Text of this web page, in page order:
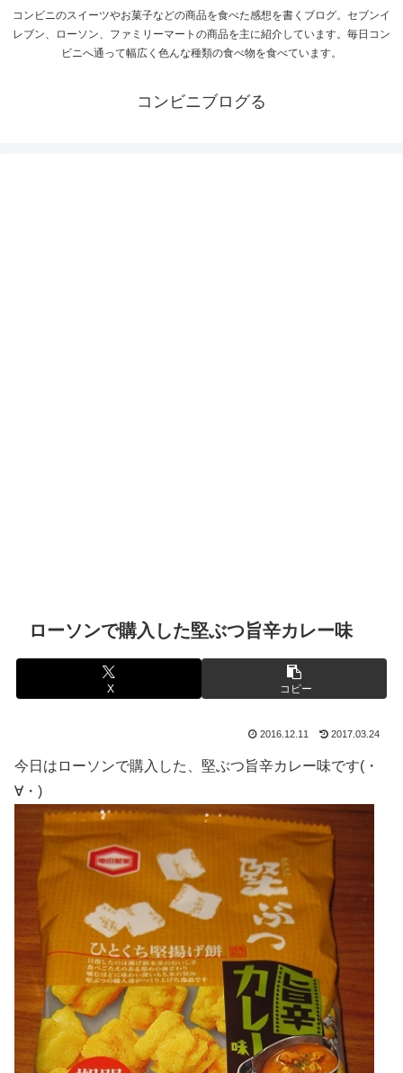
コンビニのスイーツやお菓子などの商品を食べた感想を書くブログ。セブンイ
レブン、ローソン、ファミリーマートの商品を主に紹介しています。毎日コン
ビニへ通って幅広く色んな種類の食べ物を食べています。
コンビニブログる
ローソンで購入した堅ぶつ旨辛カレー味
X コピー
2016.12.11 2017.03.24
今日はローソンで購入した、堅ぶつ旨辛カレー味です(・
∀・)